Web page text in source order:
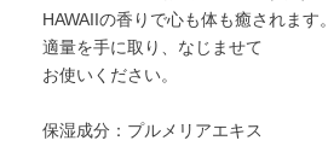
HAWAIIの香りで心も体も癒されます。
適量を手に取り、なじませて
お使いください。
保湿成分：プルメリアエキス